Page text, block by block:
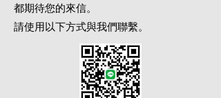
都期待您的來信。
請使用以下方式與我們聯繫。